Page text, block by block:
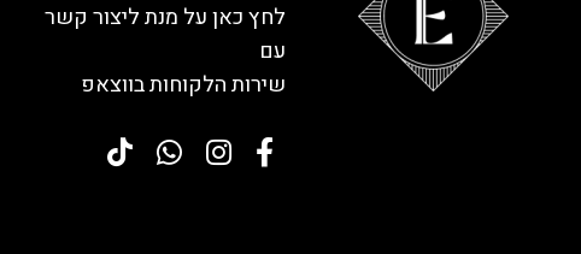
לחץ כאן על מנת ליצור קשר
עם
שירות הלקוחות בווצאפ